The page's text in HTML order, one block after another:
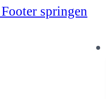
springen